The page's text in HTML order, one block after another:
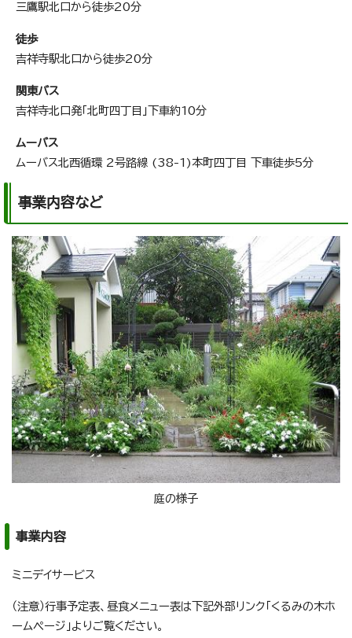
三鷹駅北口から徒歩20分
徒歩
吉祥寺駅北口から徒歩20分
関東バス
吉祥寺北口発「北町四丁目」下車約10分
ムーバス
ムーバス北西循環 2号路線 (38-1)本町四丁目 下車徒歩5分
事業内容など
庭の様子
事業内容
ミニデイサービス
（注意）行事予定表、昼食メニュー表は下記外部リンク「くるみの木ホ
ームページ」よりご覧ください。